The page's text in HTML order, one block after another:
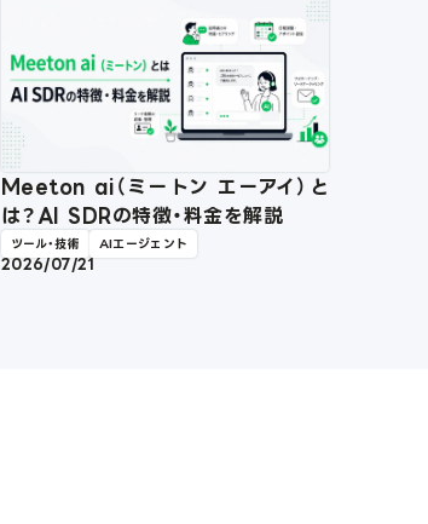
Meeton ai（ミートン エーアイ）と
は？AI SDRの特徴・料金を解説
ツール・技術 AIエージェント
2026/07/21